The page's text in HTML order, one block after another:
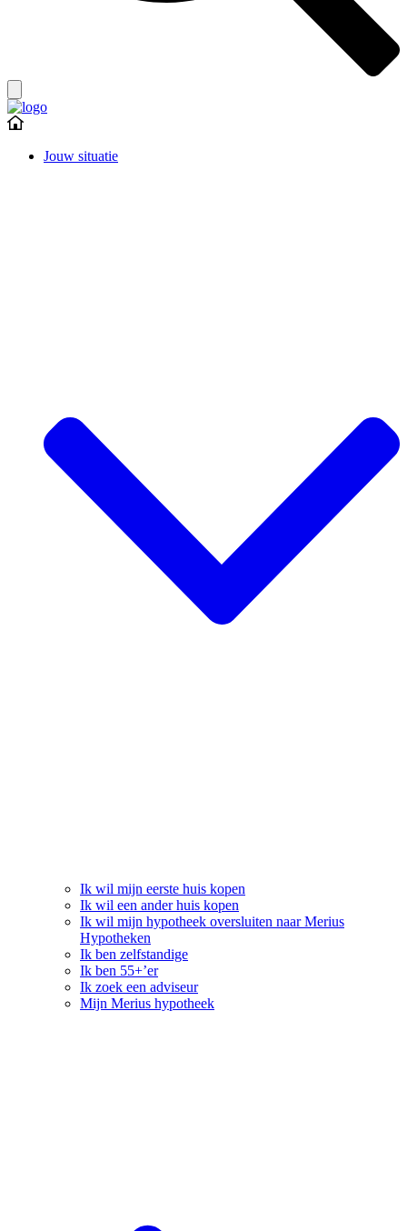
Jouw situatie
Ik wil mijn eerste huis kopen
Ik wil een ander huis kopen
Ik wil mijn hypotheek oversluiten naar Merius
Hypotheken
Ik ben zelfstandige
Ik ben 55+’er
Ik zoek een adviseur
Mijn Merius hypotheek